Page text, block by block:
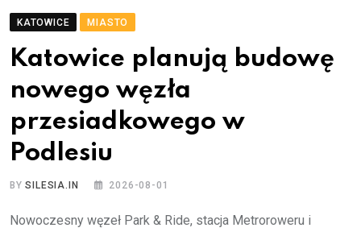
KATOWICE MIASTO
Katowice planują budowę
nowego węzła
przesiadkowego w
Podlesiu
BYSILESIA.IN 2026-08-01
Nowoczesny węzeł Park & Ride, stacja Metroroweru i